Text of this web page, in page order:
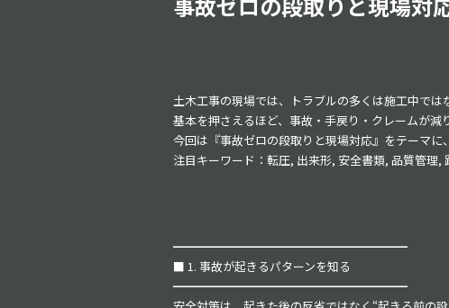
o
土木工事の現場では、トラブルの多くは施工中では
基本を押さえるほど、事故・手戻り・クレームが減
今回は『事故ゼロの段取りと現場対応』をテーマに
注目キーワード：転圧, 出来形, 安全書類, 品質管理,
━━━━━━━━━━━━━━━━━━━━
■ 1. 事故が起きるパターンを知る
━━━━━━━━━━━━━━━━━━━━